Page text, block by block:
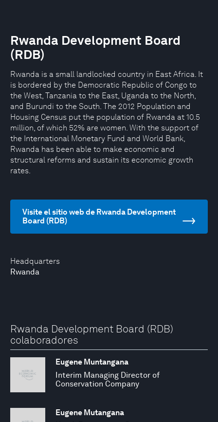
Headquarters
Rwanda
Rwanda Development Board
(RDB)
Rwanda is a small landlocked country in East Africa. It
is bordered by the Democratic Republic of Congo to
the West, Tanzania to the East, Uganda to the North,
and Burundi to the South. The 2012 Population and
Housing Census put the population of Rwanda at 10.5
million, of which 52% are women. With the support of
the International Monetary Fund and World Bank,
Rwanda has been able to make economic and
structural reforms and sustain its economic growth
rates.
Visite el sitio web de Rwanda Development
Board (RDB)
Rwanda Development Board (RDB)
colaboradores
Eugene Muntangana
Interim Managing Director of
Conservation Company
Eugene Mutangana